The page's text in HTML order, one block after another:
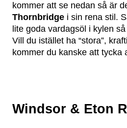
kommer att se nedan så är
Thornbridge i sin rena stil.
lite goda vardagsöl i kylen
Vill du istället ha “stora”,
kommer du kanske att tycka
Windsor & Eton